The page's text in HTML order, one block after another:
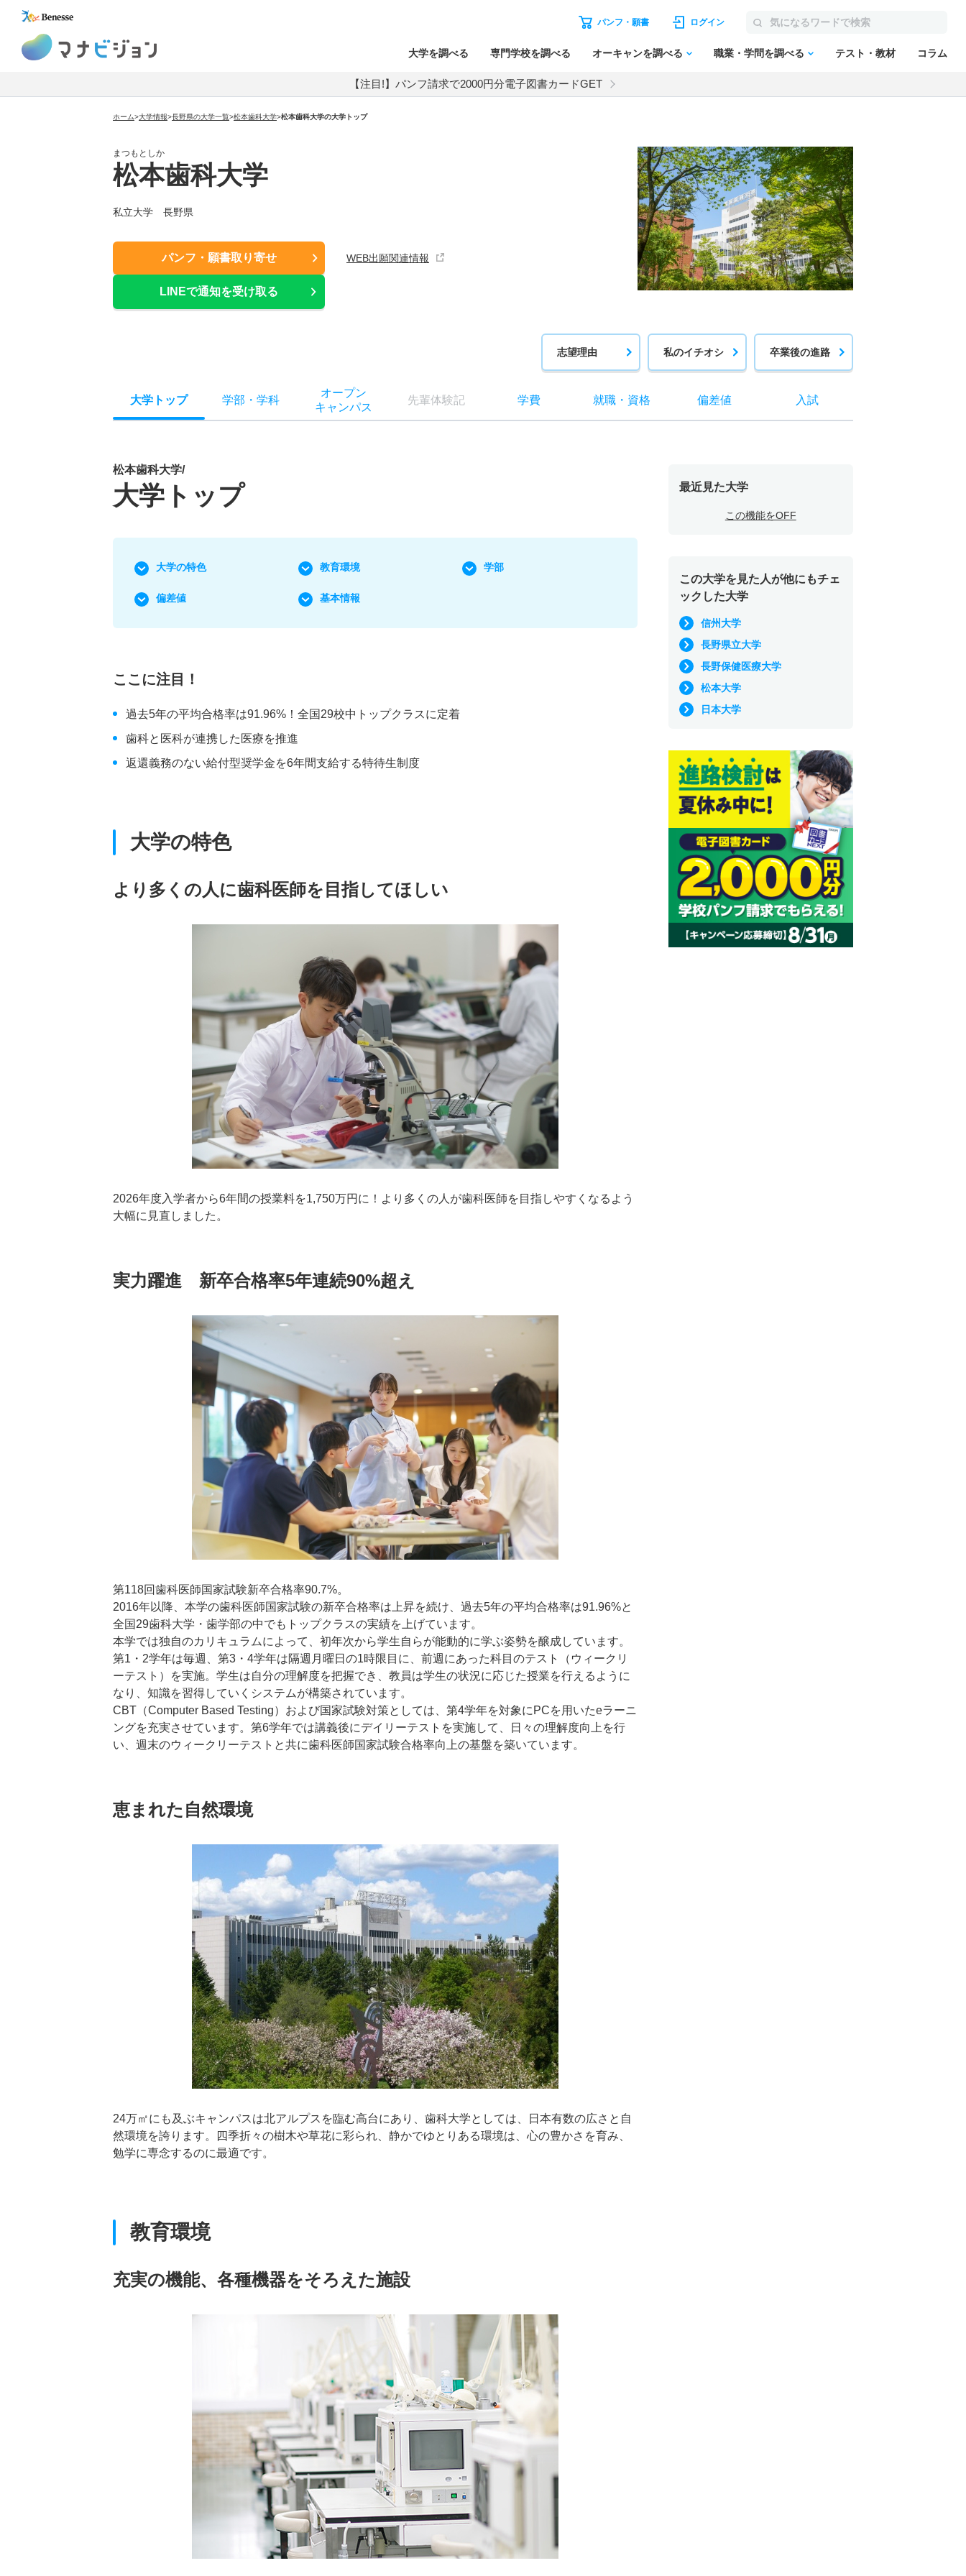
パンフ・願書 ログイン
大学を調べる 専門学校を調べる オーキャンを調べる 職業・学問を調べる テスト・教材 コラム
【注目!】パンフ請求で2000円分電子図書カードGET
ホーム>大学情報>長野県の大学一覧>松本歯科大学>松本歯科大学の大学トップ
まつもとしか
松本歯科大学
私立大学 長野県
パンフ・願書取り寄せ
LINEで通知を受け取る
WEB出願関連情報
志望理由 私のイチオシ 卒業後の進路
大学トップ 学部 ・ 学科
オープン
キャンパス
先輩体験記 学費 就職・ 資格 偏差値 入試
松本歯科大学/
大学トップ
大学の特色 教育環境 学部
偏差値 基本情報
ここに注目！
過去5年の平均合格率は91.96%！全国29校中トップクラスに定着
歯科と医科が連携した医療を推進
返還義務のない給付型奨学金を6年間支給する特待生制度
大学の特色
より多くの人に歯科医師を目指してほしい
2026年度入学者から6年間の授業料を1,750万円に！より多くの人が歯科医師を目指しやすくなるよう
大幅に見直しました。
実力躍進 新卒合格率5年連続90%超え
第118回歯科医師国家試験新卒合格率90.7%。
2016年以降、本学の歯科医師国家試験の新卒合格率は上昇を続け、過去5年の平均合格率は91.96%と
全国29歯科大学・歯学部の中でもトップクラスの実績を上げています。
本学では独自のカリキュラムによって、初年次から学生自らが能動的に学ぶ姿勢を醸成しています。
第1・2学年は毎週、第3・4学年は隔週月曜日の1時限目に、前週にあった科目のテスト（ウィークリ
ーテスト）を実施。学生は自分の理解度を把握でき、教員は学生の状況に応じた授業を行えるように
なり、知識を習得していくシステムが構築されています。
CBT（Computer Based Testing）および国家試験対策としては、第4学年を対象にPCを用いたeラーニ
ングを充実させています。第6学年では講義後にデイリーテストを実施して、日々の理解度向上を行
い、週末のウィークリーテストと共に歯科医師国家試験合格率向上の基盤を築いています。
恵まれた自然環境
24万㎡にも及ぶキャンパスは北アルプスを臨む高台にあり、歯科大学としては、日本有数の広さと自
然環境を誇ります。四季折々の樹木や草花に彩られ、静かでゆとりある環境は、心の豊かさを育み、
勉学に専念するのに最適です。
教育環境
充実の機能、各種機器をそろえた施設
最近見た大学
この機能をOFF
この大学を見た人が他にもチェ
ックした大学
信州大学
長野県立大学
長野保健医療大学
松本大学
日本大学